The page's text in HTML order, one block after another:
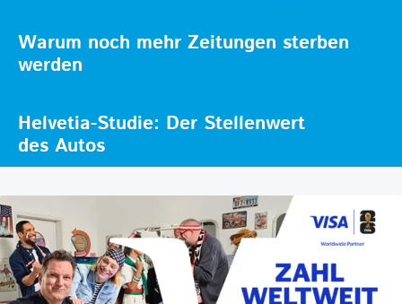
Warum noch mehr Zeitungen sterben
werden
Helvetia-Studie: Der Stellenwert
des Autos